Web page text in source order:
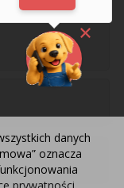
danych
oznacza